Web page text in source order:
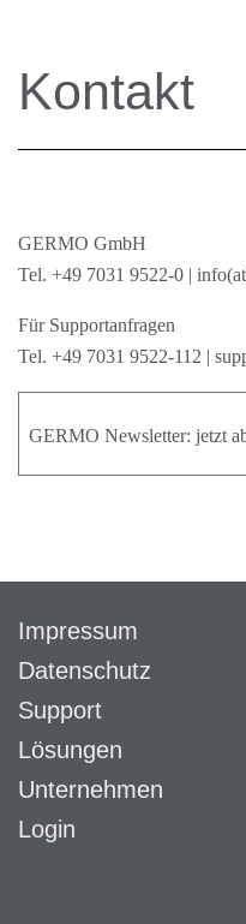
Kontakt
GERMO GmbH
Tel. +49 7031 9522-0 |
Für Supportanfragen
Tel. +49 7031 9522-112 |
GERMO Newsletter: jetzt
Impressum
Datenschutz
Support
Lösungen
Unternehmen
Login